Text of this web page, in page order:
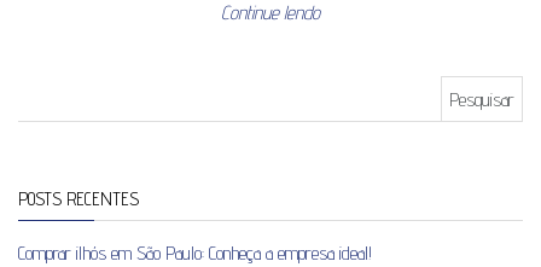
Continue lendo
POSTS RECENTES
Comprar ilhós em São Paulo: Conheça a empresa ideal!